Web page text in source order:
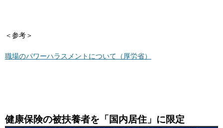
＜参考＞
職場のパワーハラスメントについて（厚労省）
健康保険の被扶養者を「国内居住」に限定